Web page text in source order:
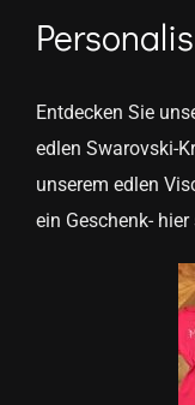
Entdecken Sie
edlen Swarovski-
unserem edlen
ein Geschenk-